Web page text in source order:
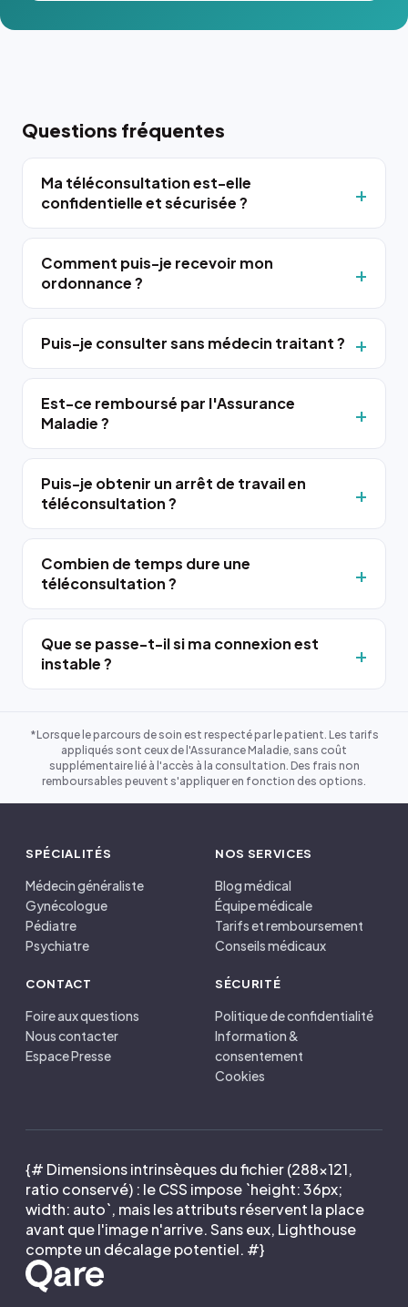
Questions fréquentes
Ma téléconsultation est-elle
confidentielle et sécurisée ?
Comment puis-je recevoir mon
ordonnance ?
Puis-je consulter sans médecin traitant ?
Est-ce remboursé par l'Assurance
Maladie ?
Puis-je obtenir un arrêt de travail en
téléconsultation ?
Combien de temps dure une
téléconsultation ?
Que se passe-t-il si ma connexion est
instable ?
*Lorsque le parcours de soin est respecté par le patient. Les tarifs
appliqués sont ceux de l'Assurance Maladie, sans coût
supplémentaire lié à l'accès à la consultation. Des frais non
remboursables peuvent s'appliquer en fonction des options.
SPÉCIALITÉS
Médecin généraliste
Gynécologue
Pédiatre
Psychiatre
NOS SERVICES
Blog médical
Équipe médicale
Tarifs et remboursement
Conseils médicaux
CONTACT
Foire aux questions
Nous contacter
Espace Presse
SÉCURITÉ
Politique de confidentialité
Information &
consentement
Cookies
{# Dimensions intrinsèques du fichier (288×121,
ratio conservé) : le CSS impose `height: 36px;
width: auto`, mais les attributs réservent la place
avant que l'image n'arrive. Sans eux, Lighthouse
compte un décalage potentiel. #}